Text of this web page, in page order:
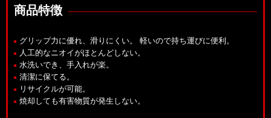
商品特徴
グリップ力に優れ、滑りにくい。 軽いので持ち運びに便利。
人工的なニオイがほとんどしない。
水洗いでき、手入れが楽。
清潔に保てる。
リサイクルが可能。
焼却しても有害物質が発生しない。